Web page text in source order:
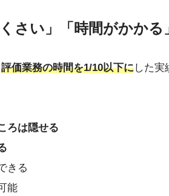
さい」「時間がかかる
評価業務の時間を1/10以下にした実
ろは隠せる
きる
能